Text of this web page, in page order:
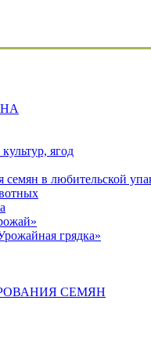
ягод
семян в любительской
грядка»
СЕМЯН